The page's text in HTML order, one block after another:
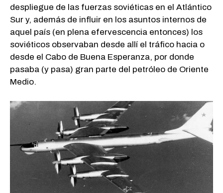
despliegue de las fuerzas soviéticas en el Atlántico
Sur y, además de influir en los asuntos internos de
aquel país (en plena efervescencia entonces) los
soviéticos observaban desde allí el tráfico hacia o
desde el Cabo de Buena Esperanza, por donde
pasaba (y pasa) gran parte del petróleo de Oriente
Medio.